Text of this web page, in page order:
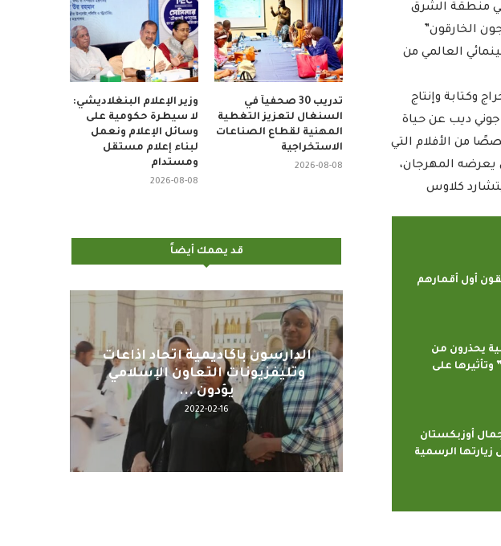
منطقة الشرق
الخارقون”
العالمي من
وكتابة وإنتاج
جوني ديب عن حياة
من الأفلام التي
يعرضه المهرجان،
كلاوس
أول أقمارهم
يحذرون من
وتأثيرها على
أوزبكستان
زيارتها الرسمية
وزير الإعلام البنغلاديشي:
لا سيطرة حكومية على
وسائل الإعلام ونعمل
لبناء إعلام مستقل
ومستدام
2026-08-08
تدريب 30 صحفياً في
السنغال لتعزيز التغطية
المهنية لقطاع الصناعات
الاستخراجية
2026-08-08
قد يهمك أيضاً
اتحاد اذاعات
التعاون الإسلامي
اليوم : المشاركة بالاجتماع
التحضيري لمنظمي قمة اسيا...
2022-04-12